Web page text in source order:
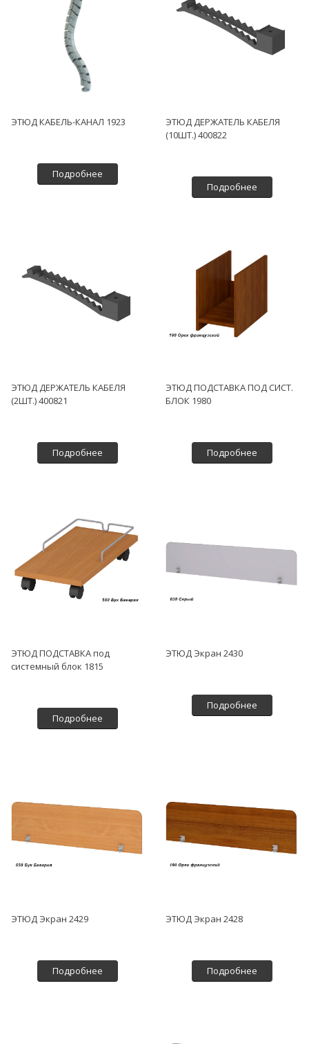
ЭТЮД КАБЕЛЬ-КАНАЛ 1923
Подробнее
ЭТЮД ДЕРЖАТЕЛЬ КАБЕЛЯ
(10ШТ.) 400822
Подробнее
ЭТЮД ДЕРЖАТЕЛЬ КАБЕЛЯ
(2ШТ.) 400821
Подробнее
ЭТЮД ПОДСТАВКА ПОД СИСТ.
БЛОК 1980
Подробнее
ЭТЮД ПОДСТАВКА под
системный блок 1815
Подробнее
ЭТЮД Экран 2430
Подробнее
ЭТЮД Экран 2429
Подробнее
ЭТЮД Экран 2428
Подробнее